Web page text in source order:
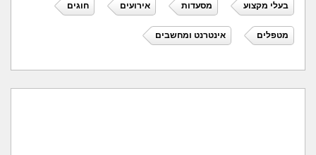
בעלי מקצוע מסעדות אירועים חוגים
מטפלים אינטרנט ומחשבים